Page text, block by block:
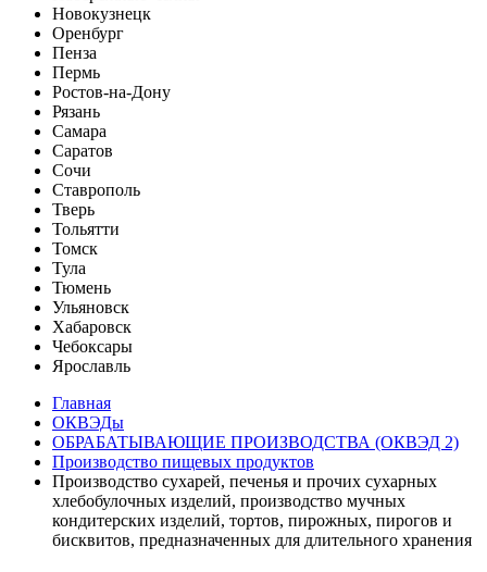
Новокузнецк
Оренбург
Пенза
Пермь
Ростов-на-Дону
Рязань
Самара
Саратов
Сочи
Ставрополь
Тверь
Тольятти
Томск
Тула
Тюмень
Ульяновск
Хабаровск
Чебоксары
Ярославль
Главная
ОКВЭДы
ОБРАБАТЫВАЮЩИЕ ПРОИЗВОДСТВА (ОКВЭД 2)
Производство пищевых продуктов
Производство сухарей, печенья и прочих сухарных
хлебобулочных изделий, производство мучных
кондитерских изделий, тортов, пирожных, пирогов и
бисквитов, предназначенных для длительного хранения